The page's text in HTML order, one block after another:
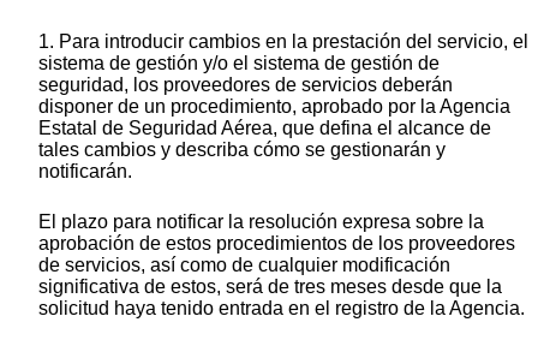
1. Para introducir cambios en la prestación del servicio, el
sistema de gestión y/o el sistema de gestión de
seguridad, los proveedores de servicios deberán
disponer de un procedimiento, aprobado por la Agencia
Estatal de Seguridad Aérea, que defina el alcance de
tales cambios y describa cómo se gestionarán y
notificarán.
El plazo para notificar la resolución expresa sobre la
aprobación de estos procedimientos de los proveedores
de servicios, así como de cualquier modificación
significativa de estos, será de tres meses desde que la
solicitud haya tenido entrada en el registro de la Agencia.